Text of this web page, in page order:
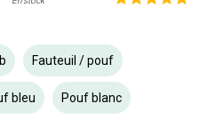
Fauteuil / pouf
bleu Pouf blanc